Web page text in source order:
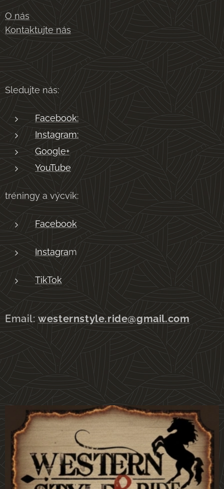
O nás
Kontaktujte nás
Sledujte nás:
Facebook:
Instagram:
Google+
YouTube
tréningy a výcvik:
Facebook
Instagram
TikTok
Email:westernstyle.ride@gmail.com